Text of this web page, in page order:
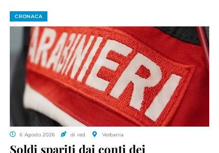
CRONACA
6 Agosto 2026 di red. Verbania
Soldi spariti dai conti dei